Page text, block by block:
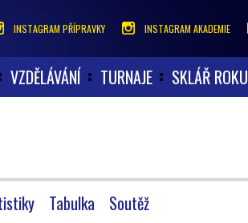
INSTAGRAM PŘÍPRAVKY INSTAGRAM AKADEMIE
VZDĚLÁVÁNÍ TURNAJE SKLÁŘ ROKU
Tabulka Soutěž